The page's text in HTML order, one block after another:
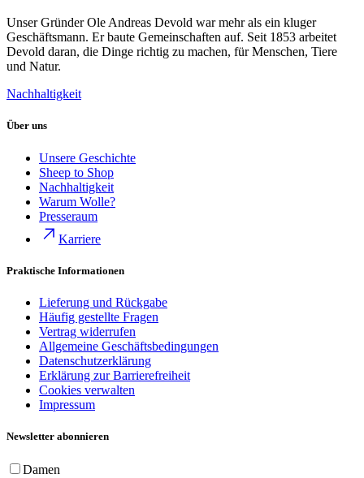
Unser Gründer Ole Andreas Devold war mehr als ein kluger
Geschäftsmann. Er baute Gemeinschaften auf. Seit 1853 arbeitet
Devold daran, die Dinge richtig zu machen, für Menschen, Tiere
und Natur.
Nachhaltigkeit
Über uns
Unsere Geschichte
Sheep to Shop
Nachhaltigkeit
Warum Wolle?
Presseraum
Karriere
Praktische Informationen
Lieferung und Rückgabe
Häufig gestellte Fragen
Vertrag widerrufen
Allgemeine Geschäftsbedingungen
Datenschutzerklärung
Erklärung zur Barrierefreiheit
Cookies verwalten
Impressum
Newsletter abonnieren
Damen